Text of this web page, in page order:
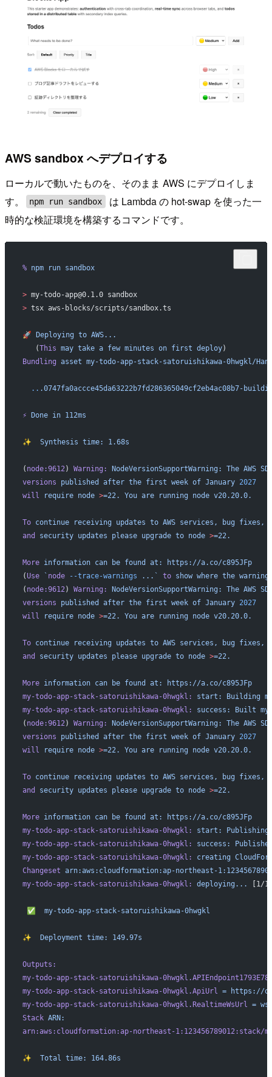
AWS sandbox へデプロイする
ローカルで動いたものを、そのまま AWS にデプロイしま
す。
npm run sandbox
は Lambda の hot-swap を使った一
時的な検証環境を構築するコマンドです。
% npm run sandbox
> my-todo-app@0.1.0 sandbox
> tsx aws-blocks/scripts/sandbox.ts
🚀 Deploying to AWS...
   (
This may take a few minutes on first deploy)
Bundling asset my-todo-app-stack-satoruishikawa-0hwgkl/
  ..
.0747fa0accce45da63222b7fd286365049cf2eb4ac08b7-
⚡ Done in 112ms
✨
  Synthesis
time: 1.68s
( node:9612) Warning: NodeVersionSupportWarning: The AWS
versions published after the first week of January 2027
will require node >=22. You are running node v20.20.0.
To continue receiving updates to AWS services, bug fixes,
and
security updates please upgrade to node >=22.
More information can be found at:
https://a.co/c895JFp
(Use ` node --trace-warnings ...` to show where the warning
( node:9612) Warning: NodeVersionSupportWarning: The AWS
versions published after the first week of January 2027
will require node >=22. You are running node v20.20.0.
To continue receiving updates to AWS services, bug fixes,
and
security updates please upgrade to node >=22.
More information can be found at:
https://a.co/c895JFp
my-todo-app-stack-satoruishikawa-0hwgkl:
start: Building
my-todo-app-stack-satoruishikawa-0hwgkl:
success: Built
( node:9612) Warning: NodeVersionSupportWarning: The AWS
versions published after the first week of January 2027
will require node >=22. You are running node v20.20.0.
To continue receiving updates to AWS services, bug fixes,
and
security updates please upgrade to node >=22.
More information can be found at:
https://a.co/c895JFp
my-todo-app-stack-satoruishikawa-0hwgkl:
start: Publishing
my-todo-app-stack-satoruishikawa-0hwgkl:
success:
my-todo-app-stack-satoruishikawa-0hwgkl:
creating
Changeset arn:aws:cloudformation:ap-northeast-
my-todo-app-stack-satoruishikawa-0hwgkl:
deploying... [1/
✅
  my-todo-app-stack-satoruishikawa-0hwgkl
✨
  Deployment
time: 149.97s
Outputs:
my-todo-app-stack-satoruishikawa-
my-todo-app-stack-satoruishikawa-0hwgkl.ApiUrl = https://
my-todo-app-stack-satoruishikawa-0hwgkl.RealtimeWsUrl =
Stack ARN:
arn:aws:cloudformation:ap-northeast-1:123456789012:stack/
✨
  Total
time: 164.86s